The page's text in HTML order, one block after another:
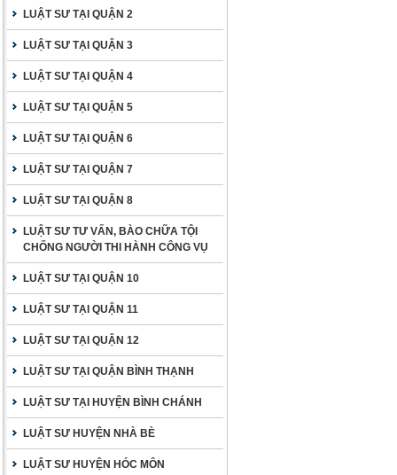
LUẬT SƯ TẠI QUẬN 2
LUẬT SƯ TẠI QUẬN 3
LUẬT SƯ TẠI QUẬN 4
LUẬT SƯ TẠI QUẬN 5
LUẬT SƯ TẠI QUẬN 6
LUẬT SƯ TẠI QUẬN 7
LUẬT SƯ TẠI QUẬN 8
LUẬT SƯ TƯ VẤN, BÀO CHỮA TỘI
CHỐNG NGƯỜI THI HÀNH CÔNG VỤ
LUẬT SƯ TẠI QUẬN 10
LUẬT SƯ TẠI QUẬN 11
LUẬT SƯ TẠI QUẬN 12
LUẬT SƯ TẠI QUẬN BÌNH THẠNH
LUẬT SƯ TẠI HUYỆN BÌNH CHÁNH
LUẬT SƯ HUYỆN NHÀ BÈ
LUẬT SƯ HUYỆN HÓC MÔN